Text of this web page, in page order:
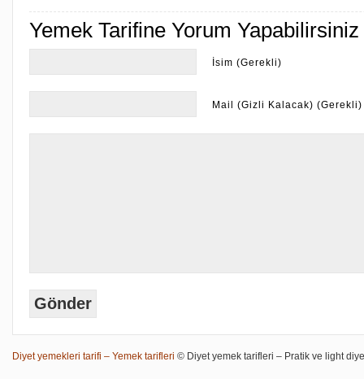
Yemek Tarifine Yorum Yapabilirsiniz
İsim (Gerekli)
Mail (Gizli Kalacak) (Gerekli)
Diyet yemekleri tarifi – Yemek tarifleri © Diyet yemek tarifleri – Pratik ve light